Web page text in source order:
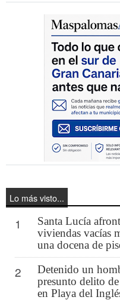
Lo más visto...
1
Santa Lucía
viviendas vacías
una docena de
2
Detenido un
presunto delito
en Playa del